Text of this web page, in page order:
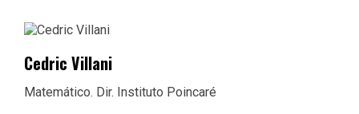
Cedric Villani
Matemático. Dir. Instituto Poincaré